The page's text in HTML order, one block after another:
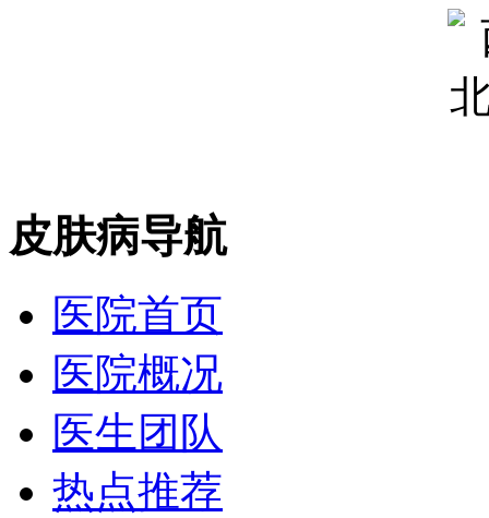
皮肤病导航
医院首页
医院概况
医生团队
热点推荐